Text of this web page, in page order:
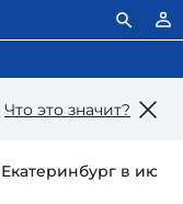
Что это значит?
Екатеринбург в июне